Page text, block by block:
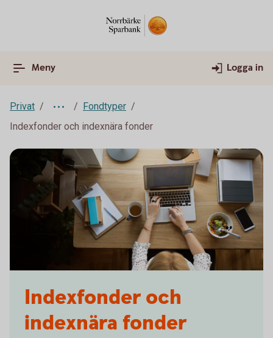
Meny Logga in
Privat
Fondtyper
Indexfonder och indexnära fonder
Indexfonder och
indexnära fonder